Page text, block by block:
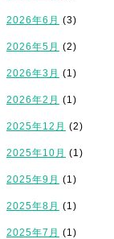
2026年6月 (3)
2026年5月 (2)
2026年3月 (1)
2026年2月 (1)
2025年12月 (2)
2025年10月 (1)
2025年9月 (1)
2025年8月 (1)
2025年7月 (1)